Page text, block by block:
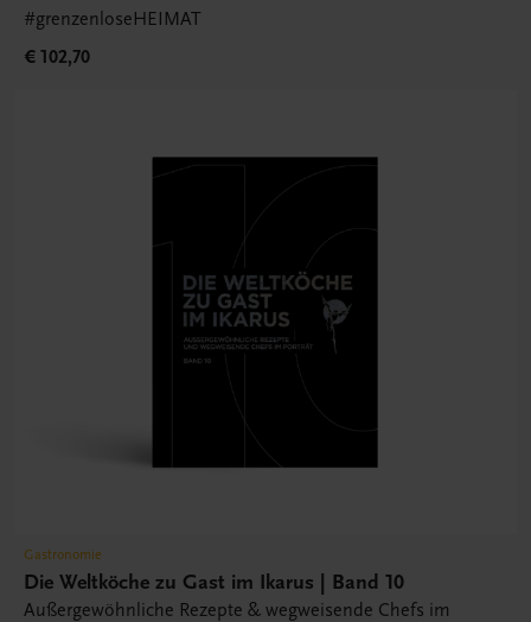
#grenzenloseHEIMAT
€ 102,70
Gastronomie
Die Weltköche zu Gast im Ikarus | Band 10
Außergewöhnliche Rezepte & wegweisende Chefs im